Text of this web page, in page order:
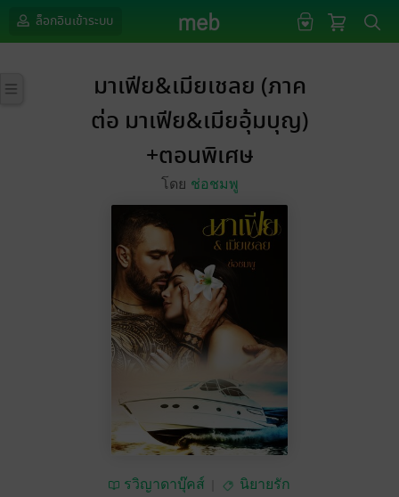
ล็อกอินเข้าระบบ
มาเฟีย&เมียเชลย (ภาค
ต่อ มาเฟีย&เมียอุ้มบุญ)
+ตอนพิเศษ
โดย ช่อชมพู
รวิญาดาบุ๊คส์ นิยายรัก